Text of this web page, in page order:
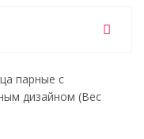
парные с
дизайном (Вес